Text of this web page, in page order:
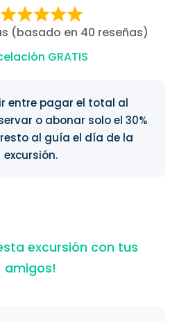
(basado en 40 reseñas)
GRATIS
entre pagar el total al
o abonar solo el 30%
al guía el día de la
excursión.
excursión con tus
amigos!